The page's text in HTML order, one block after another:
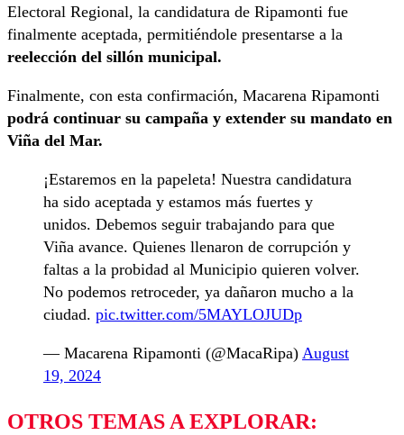
Electoral Regional, la candidatura de Ripamonti fue
finalmente aceptada, permitiéndole presentarse a la
reelección del sillón municipal.
Finalmente, con esta confirmación, Macarena Ripamonti
podrá continuar su campaña y extender su mandato en
Viña del Mar.
¡Estaremos en la papeleta! Nuestra candidatura
ha sido aceptada y estamos más fuertes y
unidos. Debemos seguir trabajando para que
Viña avance. Quienes llenaron de corrupción y
faltas a la probidad al Municipio quieren volver.
No podemos retroceder, ya dañaron mucho a la
ciudad. pic.twitter.com/5MAYLOJUDp
— Macarena Ripamonti (@MacaRipa) August
19, 2024
OTROS TEMAS A EXPLORAR: